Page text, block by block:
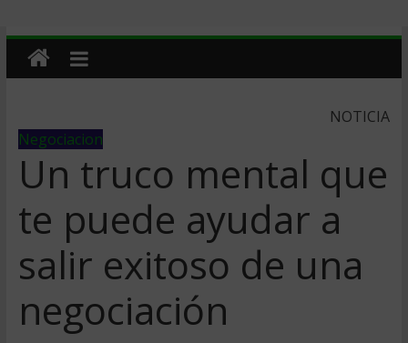
NOTICIA
Negociacion
Un truco mental que
te puede ayudar a
salir exitoso de una
negociación